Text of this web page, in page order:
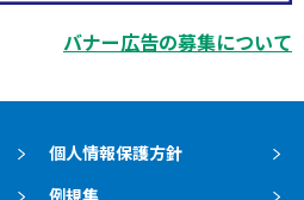
バナー広告の募集について
個人情報保護方針